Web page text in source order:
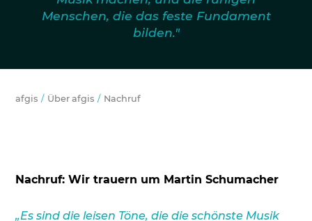
Menschen, die das feste Fundament
bilden."
afgis Über afgis Nachruf
Nachruf: Wir trauern um Martin Schumacher
„Es sind die leisen Töne, die die schönste Musik